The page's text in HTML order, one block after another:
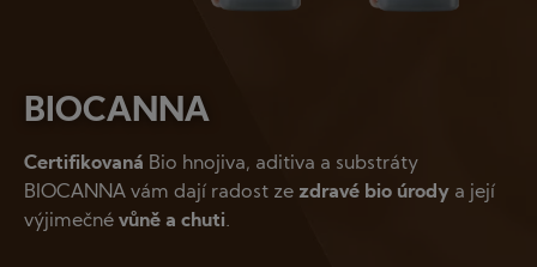
BIOCANNA
Certifikovaná Bio hnojiva, aditiva a substráty
BIOCANNA vám dají radost ze zdravé bio úrody a její
výjimečné vůně a chuti.